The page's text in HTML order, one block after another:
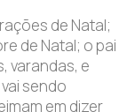
de Natal;
de Natal; o pai
varandas, e
sendo
em dizer